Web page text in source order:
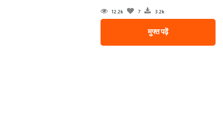
12.2k 7 3.2k
मुफ्त पढ़ें